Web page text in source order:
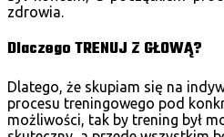
zdrowia.
Dlaczego TRENUJ Z GŁOWĄ?
Dlatego, że skupiam się na
procesu treningowego pod
możliwości, tak by trening był